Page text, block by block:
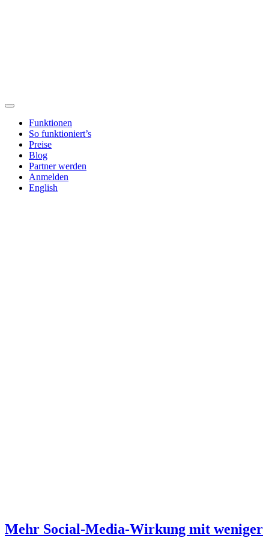
Funktionen
So funktioniert’s
Preise
Blog
Partner werden
Anmelden
English
Mehr Social-Media-Wirkung mit weniger